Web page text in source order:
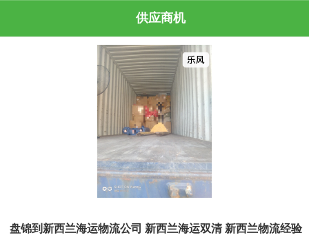
供应商机
盘锦到新西兰海运物流公司 新西兰海运双清 新西兰物流经验